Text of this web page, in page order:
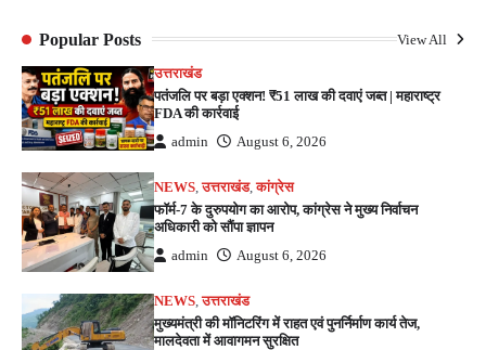
Popular Posts View All
उत्तराखंड
पतंजलि पर बड़ा एक्शन! ₹51 लाख की दवाएं जब्त | महाराष्ट्र
FDA की कार्रवाई
admin August 6, 2026
NEWS ,उत्तराखंड,कांग्रेस
फॉर्म-7 के दुरुपयोग का आरोप, कांग्रेस ने मुख्य निर्वाचन
अधिकारी को सौंपा ज्ञापन
admin August 6, 2026
NEWS ,उत्तराखंड
मुख्यमंत्री की मॉनिटरिंग में राहत एवं पुनर्निर्माण कार्य तेज,
मालदेवता में आवागमन सुरक्षित